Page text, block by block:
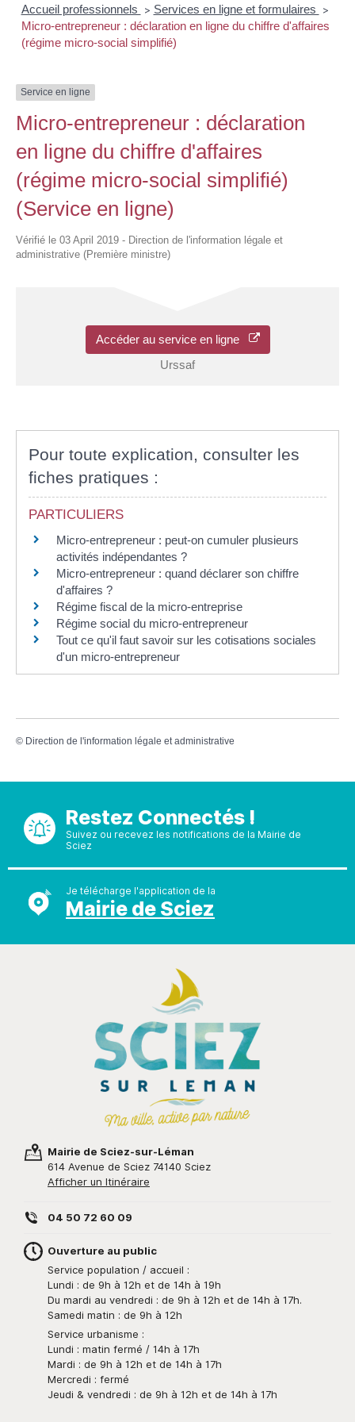
Accueil professionnels > Services en ligne et formulaires >
Micro-entrepreneur : déclaration en ligne du chiffre d'affaires
(régime micro-social simplifié)
Service en ligne
Micro-entrepreneur : déclaration
en ligne du chiffre d'affaires
(régime micro-social simplifié)
(Service en ligne)
Vérifié le 03 April 2019 - Direction de l'information légale et
administrative (Première ministre)
Accéder au service en ligne
Urssaf
Pour toute explication, consulter les
fiches pratiques :
PARTICULIERS
Micro-entrepreneur : peut-on cumuler plusieurs
activités indépendantes ?
Micro-entrepreneur : quand déclarer son chiffre
d'affaires ?
Régime fiscal de la micro-entreprise
Régime social du micro-entrepreneur
Tout ce qu'il faut savoir sur les cotisations sociales
d'un micro-entrepreneur
© Direction de l'information légale et administrative
Restez Connectés !
Suivez ou recevez les notifications de la Mairie de
Sciez
Je télécharge l'application de la
Mairie de Sciez
Mairie de Sciez-sur-Léman
614 Avenue de Sciez 74140 Sciez
Afficher un Itinéraire
04 50 72 60 09
Ouverture au public
Service population / accueil :
Lundi : de 9h à 12h et de 14h à 19h
Du mardi au vendredi : de 9h à 12h et de 14h à 17h.
Samedi matin : de 9h à 12h
Service urbanisme :
Lundi : matin fermé / 14h à 17h
Mardi : de 9h à 12h et de 14h à 17h
Mercredi : fermé
Jeudi & vendredi : de 9h à 12h et de 14h à 17h